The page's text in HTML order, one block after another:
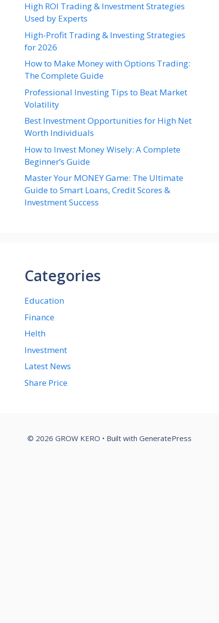
High ROI Trading & Investment Strategies
Used by Experts
High-Profit Trading & Investing Strategies
for 2026
How to Make Money with Options Trading:
The Complete Guide
Professional Investing Tips to Beat Market
Volatility
Best Investment Opportunities for High Net
Worth Individuals
How to Invest Money Wisely: A Complete
Beginner’s Guide
Master Your MONEY Game: The Ultimate
Guide to Smart Loans, Credit Scores &
Investment Success
Categories
Education
Finance
Helth
Investment
Latest News
Share Price
© 2026 GROW KERO • Built with GeneratePress